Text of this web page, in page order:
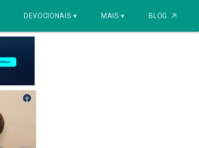
DEVOCIONAIS ▾ MAIS ▾ BLOG ⇱